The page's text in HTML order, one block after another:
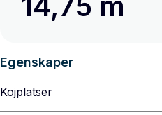
Egenskaper
Kojplatser